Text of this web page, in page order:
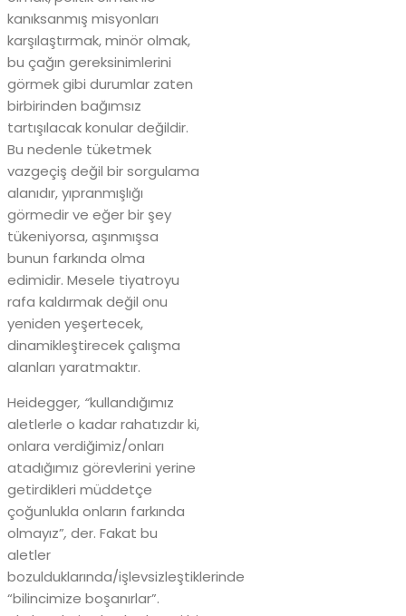
kanıksanmış misyonları
karşılaştırmak, minör olmak,
bu çağın gereksinimlerini
görmek gibi durumlar zaten
birbirinden bağımsız
tartışılacak konular değildir.
Bu nedenle tüketmek
vazgeçiş değil bir sorgulama
alanıdır, yıpranmışlığı
görmedir ve eğer bir şey
tükeniyorsa, aşınmışsa
bunun farkında olma
edimidir. Mesele tiyatroyu
rafa kaldırmak değil onu
yeniden yeşertecek,
dinamikleştirecek çalışma
alanları yaratmaktır.
Heidegger, “kullandığımız
aletlerle o kadar rahatızdır ki,
onlara verdiğimiz/onları
atadığımız görevlerini yerine
getirdikleri müddetçe
çoğunlukla onların farkında
olmayız”, der. Fakat bu
aletler
bozulduklarında/işlevsizleştiklerinde
“bilincimize boşanırlar”.